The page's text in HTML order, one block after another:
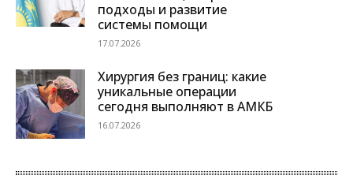
подходы и развитие
системы помощи
17.07.2026
Хирургия без границ: какие
уникальные операции
сегодня выполняют в АМКБ
16.07.2026